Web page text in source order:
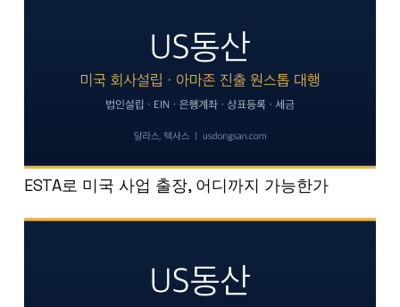
ESTA로 미국 사업 출장, 어디까지 가능한가